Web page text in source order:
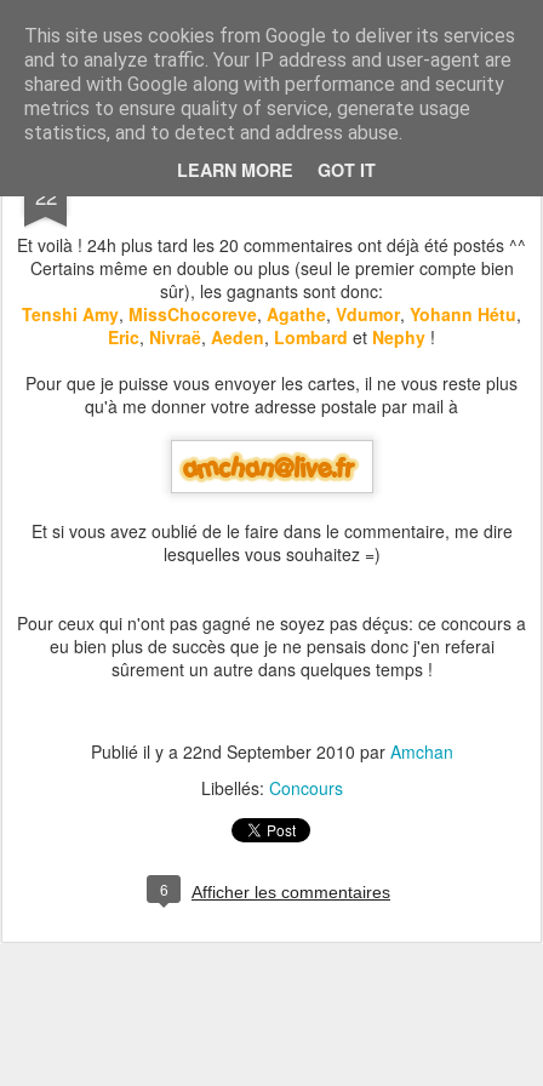
This site uses cookies from Google to deliver its services
and to analyze traffic. Your IP address and user-agent are
shared with Google along with performance and security
metrics to ensure quality of service, generate usage
statistics, and to detect and address abuse.
LEARN MORE GOT IT
Amchan ! Le blog d'Amchan, Illustratrice, dessinatrice de BD et coloriste, à votre service !
Pages
22 Les résultats
Et voilà ! 24h plus tard les 20 commentaires ont déjà été postés ^^
Certains même en double ou plus (seul le premier compte bien
sûr), les gagnants sont donc:
Tenshi Amy, MissChocoreve, Agathe, Vdumor, Yohann Hétu,
Eric, Nivraë, Aeden, Lombard et Nephy !
Pour que je puisse vous envoyer les cartes, il ne vous reste plus
qu'à me donner votre adresse postale par mail à
Et si vous avez oublié de le faire dans le commentaire, me dire
lesquelles vous souhaitez =)
Pour ceux qui n'ont pas gagné ne soyez pas déçus: ce concours a
eu bien plus de succès que je ne pensais donc j'en referai
sûrement un autre dans quelques temps !
Publié il y a 22nd September 2010 par Amchan
Libellés: Concours
6 Afficher les commentaires